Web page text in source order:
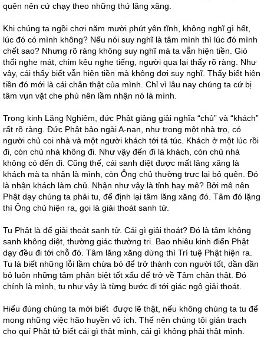
quên nên cứ chạy theo những thứ lăng xăng.
Khi chúng ta ngồi chơi năm mười phút yên tĩnh, không nghĩ gì hết,
lúc đó có mình không? Nếu nói suy nghĩ là tâm mình thì lúc đó mình
chết sao? Nhưng rõ ràng không suy nghĩ mà ta vẫn hiện tiền. Gió
thổi nghe mát, chim kêu nghe tiếng, người qua lại thấy rõ ràng. Như
vậy, cái thấy biết vẫn hiện tiền mà không đợi suy nghĩ. Thấy biết hiện
tiền đó mới là cái chân thật của mình. Chỉ vì lâu nay chúng ta cứ bị
tâm vụn vặt che phủ nên lầm nhận nó là mình.
Trong kinh Lăng Nghiêm, đức Phật giảng giải nghĩa “chủ” và “khách”
rất rõ ràng. Đức Phật bảo ngài A-nan, như trong một nhà trọ, có
người chủ coi nhà và một người khách tới tá túc. Khách ở một lúc rồi
đi, còn chủ nhà không đi. Như vậy đến đi là khách, còn chủ nhà
không có đến đi. Cũng thế, cái sanh diệt được mất lăng xăng là
khách mà ta nhận là mình, còn Ông chủ thường trực lại bỏ quên. Đó
là nhận khách làm chủ. Nhận như vậy là tỉnh hay mê? Bởi mê nên
Phật dạy chúng ta phải tu, để định lại tâm lăng xăng đó. Tâm đó lặng
thì Ông chủ hiện ra, gọi là giải thoát sanh tử.
Tu Phật là để giải thoát sanh tử. Cái gì giải thoát? Đó là tâm không
sanh không diệt, thường giác thường tri. Bao nhiêu kinh điển Phật
dạy đều đi tới chỗ đó. Tâm lăng xăng dừng thì Trí tuệ Phật hiện ra.
Tu là biết những lỗi lầm chừa bỏ để trở thành con người tốt, dần dần
bỏ luôn những tâm phân biệt tốt xấu để trở về Tâm chân thật. Đó
chính là mình, tu như vậy là từng bước đi tới giác ngộ giải thoát.
Hiểu đúng chúng ta mới biết được lẽ thật, nếu không chúng ta tu để
mong những việc hão huyền vô ích. Thế nên chúng tôi giản trạch
cho quí Phật tử biết cái gì thật mình, cái gì không phải thật mình.